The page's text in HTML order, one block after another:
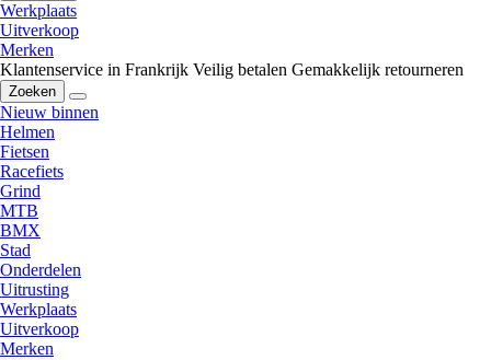
Werkplaats
Uitverkoop
Merken
Klantenservice in Frankrijk Veilig betalen Gemakkelijk retourneren
Zoeken
Nieuw binnen
Helmen
Fietsen
Racefiets
Grind
MTB
BMX
Stad
Onderdelen
Uitrusting
Werkplaats
Uitverkoop
Merken